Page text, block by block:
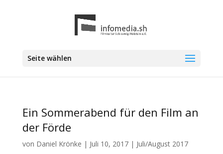
Seite wählen
Ein Sommerabend für den Film an
der Förde
von Daniel Krönke | Juli 10, 2017| Juli/August 2017